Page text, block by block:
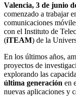
Valencia, 3 de junio
comenzado a trabajar
comunicaciones
con el Instituto de
(iTEAM) de la
En los últimos años,
proyectos de
explorando las
última generación en
nuevas aplicaciones y